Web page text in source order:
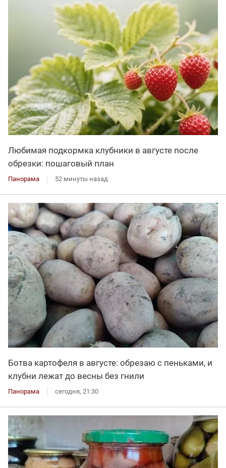
Любимая подкормка клубники в августе после
обрезки: пошаговый план
Панорама 52 минуты назад
Ботва картофеля в августе: обрезаю с пеньками, и
клубни лежат до весны без гнили
Панорама сегодня, 21:30